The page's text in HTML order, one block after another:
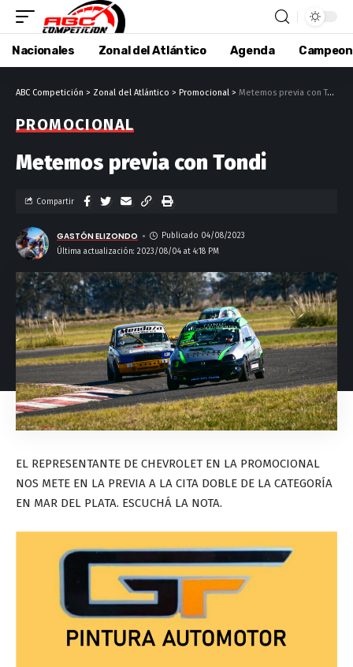
Nacionales Zonal del Atlántico Agenda
ABC Competición > Zonal del Atlántico > Promocional > Metemos previa con Tondi
PROMOCIONAL
Metemos previa con Tondi
Última actualización: 2023/08/04 at 4:18 PM
GASTÓN ELIZONDO Publicado 04/08/2023
Compartir
EL REPRESENTANTE DE CHEVROLET EN LA PROMOCIONAL
NOS METE EN LA PREVIA A LA CITA DOBLE DE LA CATEGORÍA
EN MAR DEL PLATA. ESCUCHÁ LA NOTA.